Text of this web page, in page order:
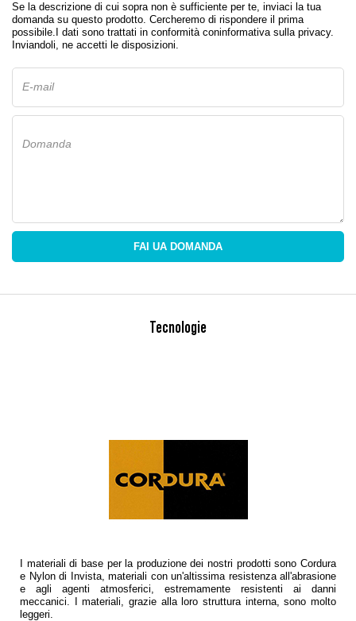
Se la descrizione di cui sopra non è sufficiente per te, inviaci la tua
domanda su questo prodotto. Cercheremo di rispondere il prima
possibile. I dati sono trattati in conformità coninformativa sulla privacy.
Inviandoli, ne accetti le disposizioni.
E-mail
Domanda
FAI UA DOMANDA
Tecnologie
I materiali di base per la produzione dei nostri prodotti sono Cordura
e Nylon di Invista, materiali con un'altissima resistenza all'abrasione
e agli agenti atmosferici, estremamente resistenti ai danni
meccanici. I materiali, grazie alla loro struttura interna, sono molto
leggeri.